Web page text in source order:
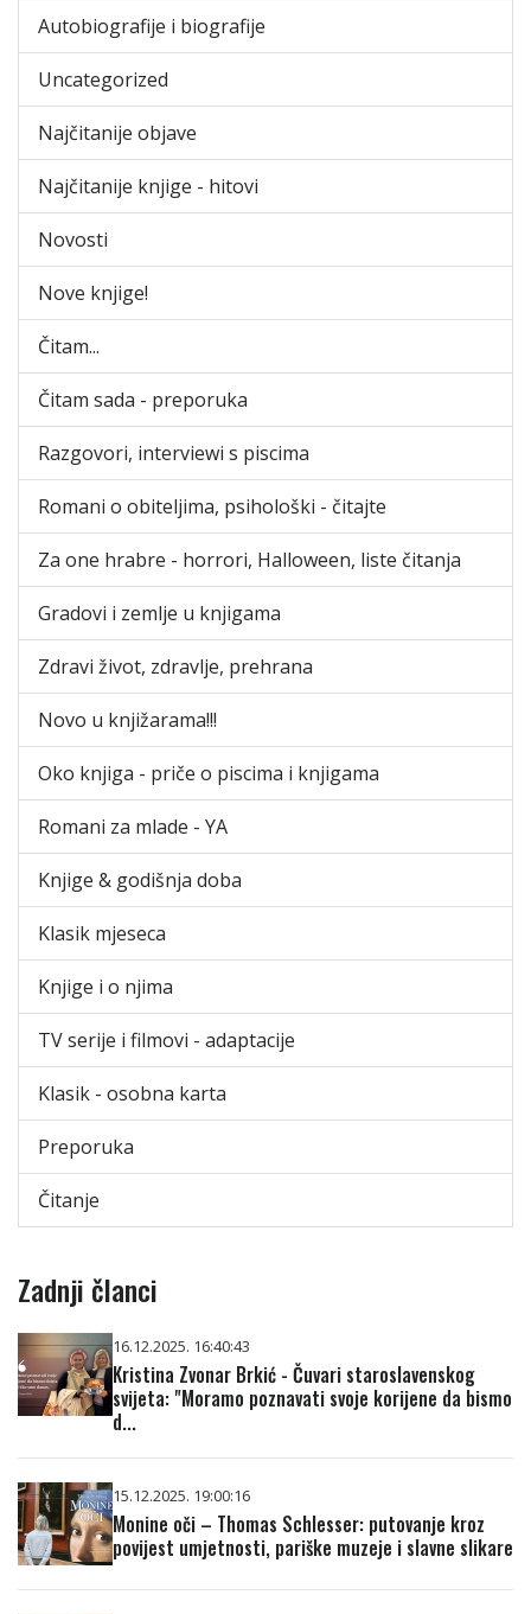
Autobiografije i biografije
Uncategorized
Najčitanije objave
Najčitanije knjige - hitovi
Novosti
Nove knjige!
Čitam...
Čitam sada - preporuka
Razgovori, interviewi s piscima
Romani o obiteljima, psihološki - čitajte
Za one hrabre - horrori, Halloween, liste čitanja
Gradovi i zemlje u knjigama
Zdravi život, zdravlje, prehrana
Novo u knjižarama!!!
Oko knjiga - priče o piscima i knjigama
Romani za mlade - YA
Knjige & godišnja doba
Klasik mjeseca
Knjige i o njima
TV serije i filmovi - adaptacije
Klasik - osobna karta
Preporuka
Čitanje
Zadnji članci
16.12.2025. 16:40:43
Kristina Zvonar Brkić - Čuvari staroslavenskog
svijeta: "Moramo poznavati svoje korijene da bismo
d...
15.12.2025. 19:00:16
Monine oči – Thomas Schlesser: putovanje kroz
povijest umjetnosti, pariške muzeje i slavne slikare